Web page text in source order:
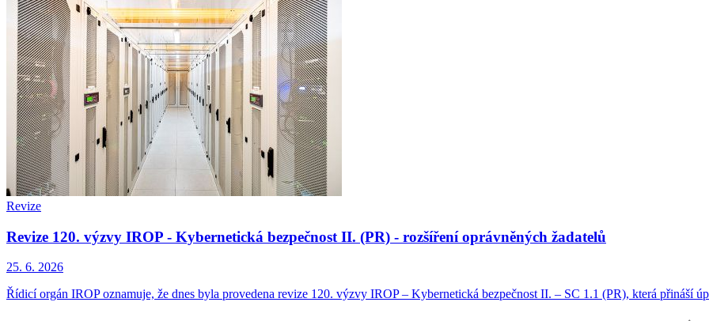
Revize
Revize 120. výzvy IROP - Kybernetická bezpečnost II. (PR) - rozšíření oprávněných žadatelů
25. 6. 2026
Řídicí orgán IROP oznamuje, že dnes byla provedena revize 120. výzvy IROP – Kybernetická bezpečnost II. – SC 1.1 (PR), která přináší